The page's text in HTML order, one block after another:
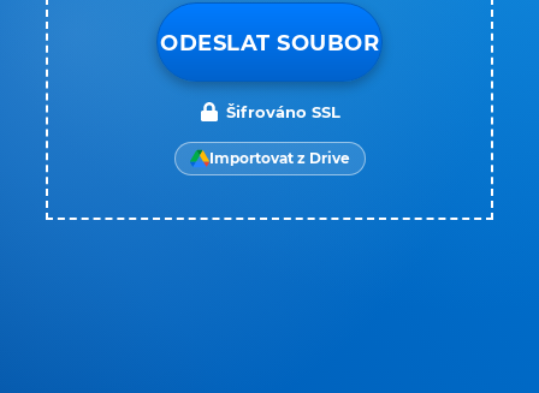
ODESLAT SOUBOR
Šifrováno SSL
Importovat z Drive